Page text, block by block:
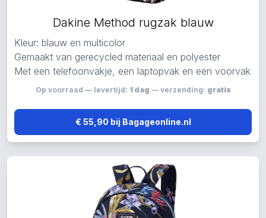
Dakine Method rugzak blauw
Kleur: blauw en multicolor
Gemaakt van gerecycled materiaal en polyester
Met een telefoonvakje, een laptopvak en een voorvak
Op voorraad — levertijd: 1 dag — verzending: gratis
€ 55,90 bij Bagageonline.nl